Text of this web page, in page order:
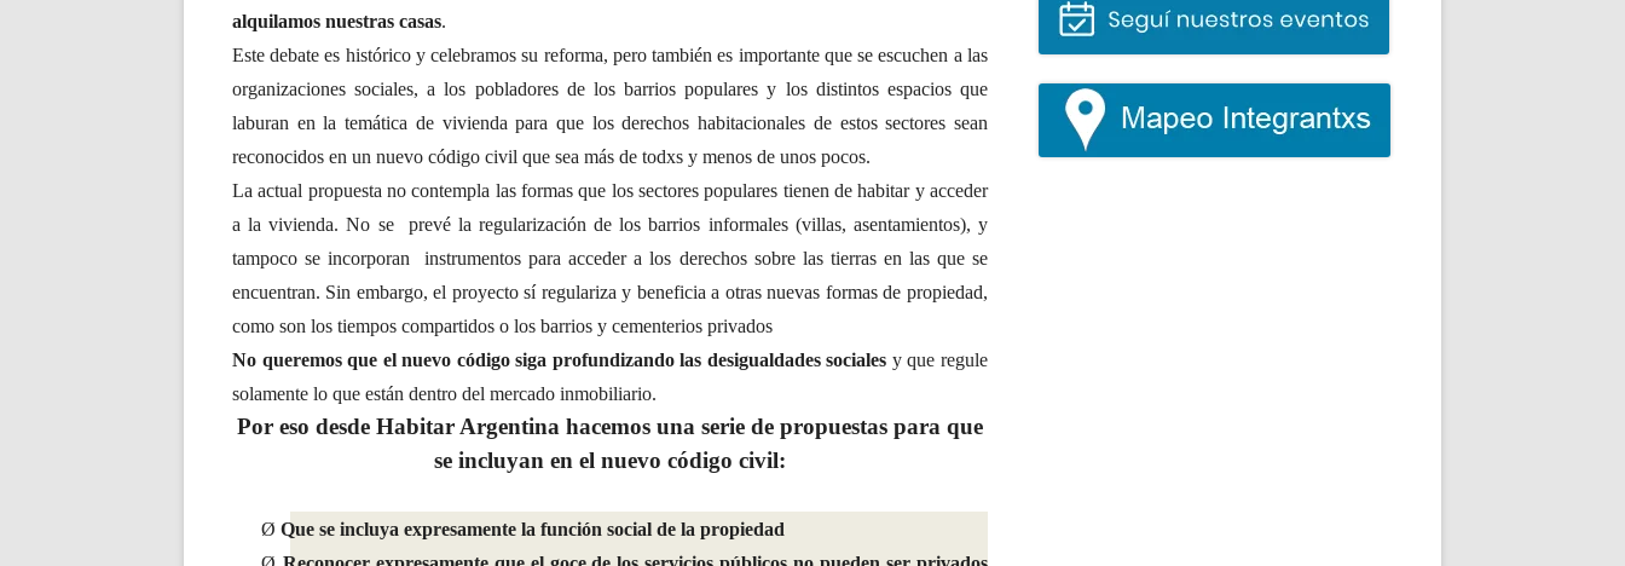
alquilamos nuestras casas.
Este debate es histórico y celebramos su reforma, pero también es importante que se escuchen a las
organizaciones sociales, a los pobladores de los barrios populares y los distintos espacios que
laburan en la temática de vivienda para que los derechos habitacionales de estos sectores sean
reconocidos en un nuevo código civil que sea más de todxs y menos de unos pocos.
La actual propuesta no contempla las formas que los sectores populares tienen de habitar y acceder
a la vivienda. No se prevé la regularización de los barrios informales (villas, asentamientos), y
tampoco se incorporan instrumentos para acceder a los derechos sobre las tierras en las que se
encuentran. Sin embargo, el proyecto sí regulariza y beneficia a otras nuevas formas de propiedad,
como son los tiempos compartidos o los barrios y cementerios privados
No queremos que el nuevo código siga profundizando las desigualdades sociales y que regule
solamente lo que están dentro del mercado inmobiliario.
Por eso desde Habitar Argentina hacemos una serie de propuestas para que
se incluyan en el nuevo código civil:
Ø Que se incluya expresamente la función social de la propiedad